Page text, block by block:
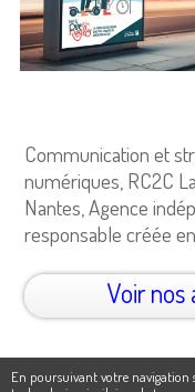
Communication et
numériques, RC2C
Nantes, Agence
responsable créée
Voir nos
En poursuivant votre navigation